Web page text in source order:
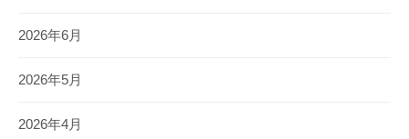
2026年6月
2026年5月
2026年4月